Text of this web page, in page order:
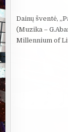
Dainų šventė,
(Muzika –
Millennium of